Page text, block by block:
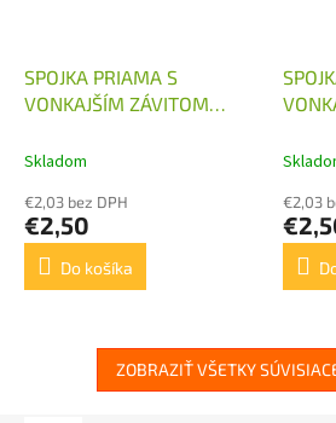
SPOJKA PRIAMA S
VONKAJŠÍM ZÁVITOM
Skladom
€2,03 bez DPH
€2,50
Do košíka
€2,03
ZOBRAZIŤ VŠETKY